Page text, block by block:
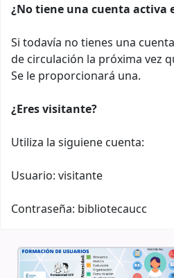
¿No tiene una cuenta activa
Si todavía no tienes una
de circulación la próxima vez
Se le proporcionará una.
¿Eres visitante?
Utiliza la siguiene cuenta:
Usuario: visitante
Contraseña: bibliotecaucc